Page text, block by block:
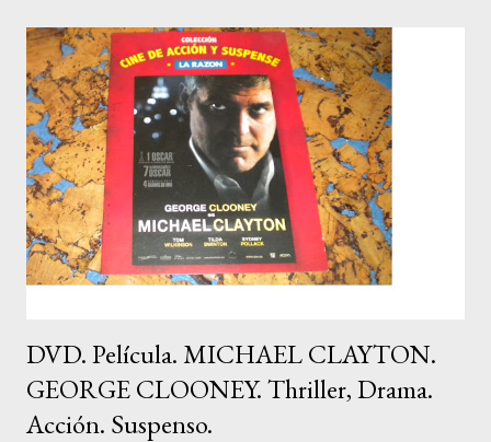
DVD. Película. MICHAEL CLAYTON.
GEORGE CLOONEY. Thriller, Drama.
Acción. Suspenso.